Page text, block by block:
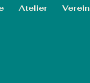
Atelier Verein